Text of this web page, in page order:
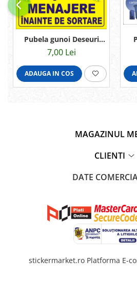
Pubela gunoi Deseuri
menajere 30x15cm
7,00 Lei
ADAUGA IN COS
MAGAZINUL
CLIENTI
DATE
stickermarket.ro Platforma E-